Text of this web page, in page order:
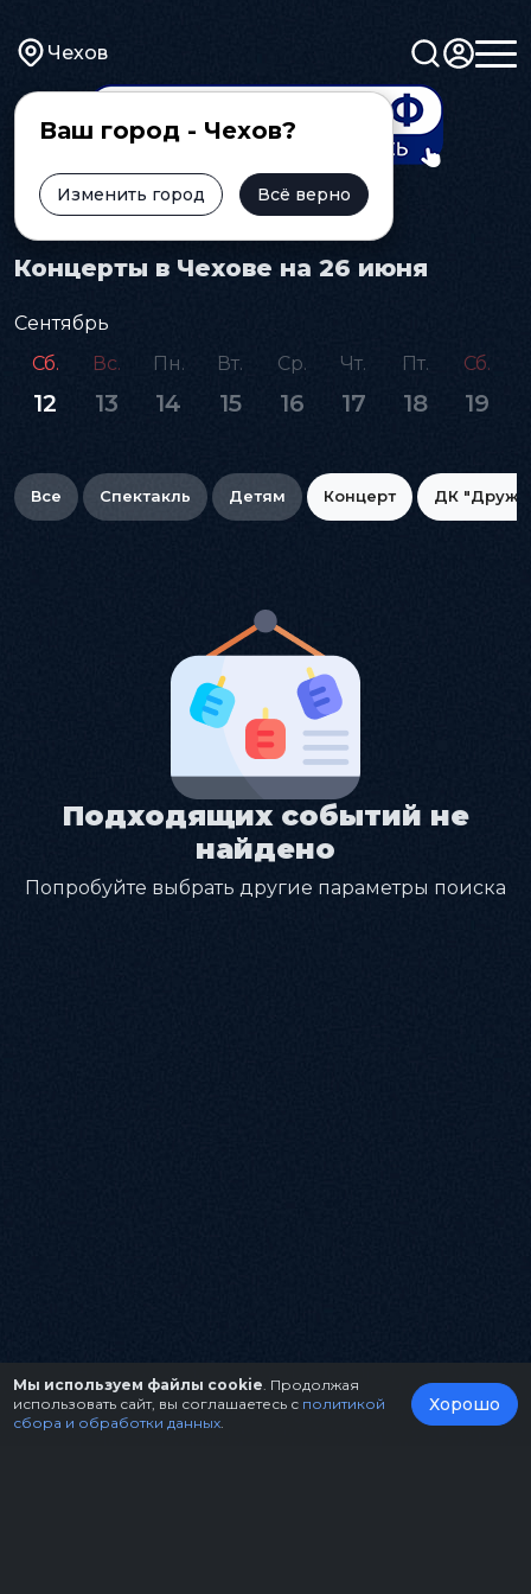
Чехов
Ваш город - Чехов?
Изменить город Всё верно
Главная Афиша Концерт
Концерты в Чехове на 26 июня
Сентябрь
Сб.
12
Вс.
13
Пн.
14
Вт.
15
Ср.
16
Чт.
17
Пт.
18
Сб.
19
Все Спектакль Детям Концерт ДК
Подходящих событий не
найдено
Попробуйте выбрать другие параметры поиска
Мы используем файлы cookie . Продолжая
использовать сайт, вы соглашаетесь с политикой
сбора и обработки данных
Хорошо